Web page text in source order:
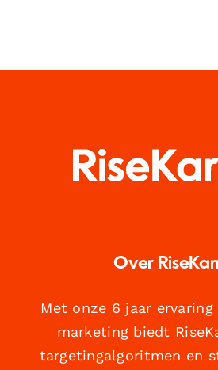
Over
Met onze 6 jaar
marketing biedt
targetingalgoritmen en